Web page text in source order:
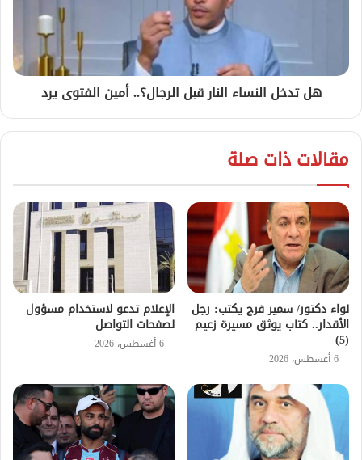
هل تدخل النساء النار قبل الرجال؟.. أمين الفتوى يرد
مقالات ذات صلة
لواء دكتور/ سمير فرج يكتب: رجل
الأقدار.. كتاب يوثق مسيرة زعيم
(5)
6 أغسطس، 2026
الإعلام تدعو لاستخدام مسؤول
لصفحات التواصل
6 أغسطس، 2026